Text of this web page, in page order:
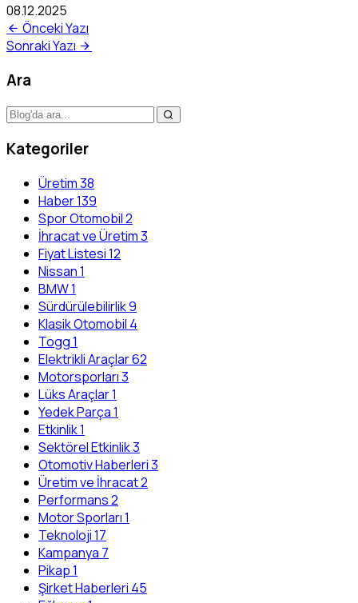
08.12.2025
Önceki Yazı
Sonraki Yazı
Ara
Kategoriler
Üretim38
Haber139
Spor Otomobil2
İhracat ve Üretim3
Fiyat Listesi12
Nissan1
BMW1
Sürdürülebilirlik9
Klasik Otomobil 4
Togg1
Elektrikli Araçlar62
Motorsporları3
Lüks Araçlar1
Yedek Parça1
Etkinlik1
Sektörel Etkinlik3
Otomotiv Haberleri3
Üretim ve İhracat2
Performans2
Motor Sporları1
Teknoloji17
Kampanya 7
Pikap1
Şirket Haberleri 45